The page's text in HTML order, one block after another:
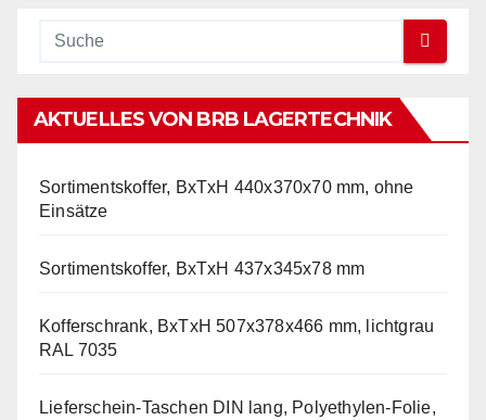
AKTUELLES VON BRB LAGERTECHNIK
Sortimentskoffer, BxTxH 440x370x70 mm, ohne
Einsätze
Sortimentskoffer, BxTxH 437x345x78 mm
Kofferschrank, BxTxH 507x378x466 mm, lichtgrau
RAL 7035
Lieferschein-Taschen DIN lang, Polyethylen-Folie,